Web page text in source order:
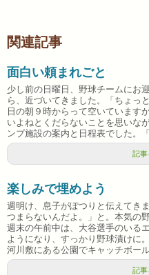
関連記事
面白い頼まれごと
少し前の日曜日、野球チームにお
ら、近づいてきました。「ちょっ
日の朝９時からって空いています
いよねとくだらないことを思いな
ンプ施設の案内と日程表でした。
記事
楽しみで埋めよう
週明け、息子がぽつりと伝えてき
つまらないんだよ。」と。本気の
週末の午前中は、大谷選手のいる
ようになり、すっかり野球漬けに
河川敷にある公園でキャッチボー
記事